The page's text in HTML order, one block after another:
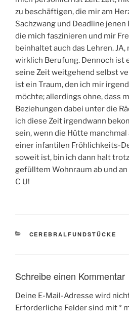
zu beschäftigen, die mir am
Sachzwang und Deadline
die mich faszinieren und mir
beinhaltet auch das Lehren.
wirklich Berufung. Dennoch ist
seine Zeit weitgehend selbst
ist ein Traum, den ich mir
möchte; allerdings ohne, dass
Beziehungen dabei unter die
ich diese Zeit irgendwann
sein, wenn die Hütte manchmal
einer infantilen Fröhlichkeits-
soweit ist, bin ich dann halt
gefülltem Wohnraum ab und
C U!
KATEGORIEN
CEREBRALFUNDSTÜCKE
Schreibe einen Kommentar
Deine E-Mail-Adresse wird
Erforderliche Felder sind mit*